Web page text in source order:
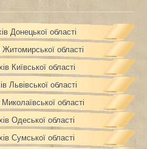
Донецької області
області
Київської області
Львівської області
області
Одеської області
Сумської області